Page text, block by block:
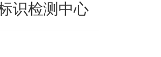
识检测中心